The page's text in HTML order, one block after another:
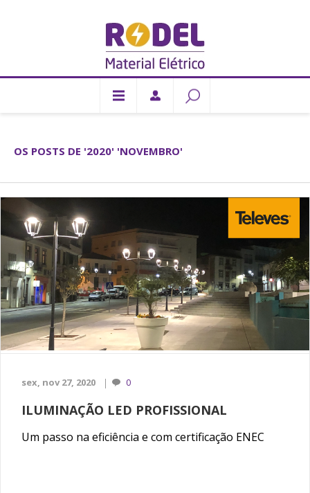
OS POSTS DE '2020' 'NOVEMBRO'
sex, nov 27, 2020 0
ILUMINAÇÃO LED PROFISSIONAL
Um passo na eficiência e com certificação ENEC